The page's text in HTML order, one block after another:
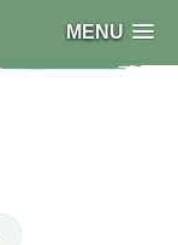
MENU